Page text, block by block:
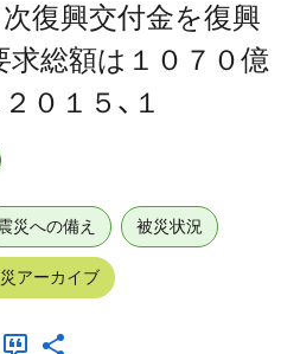
復興交付金を復興
求総額は１０７０億
０１５、１
災への備え 被災状況
アーカイブ